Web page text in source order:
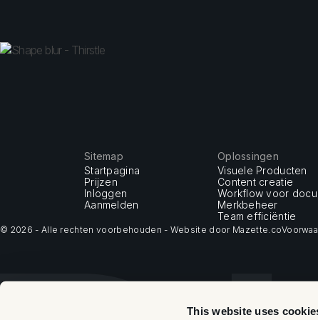
This website uses
Sitemap
Startpagina
Prijzen
Inloggen
Aanmelden
Oplossingen
Visuele Producten
Content creatie
Workflow voor
Merkbeheer
Team efficiëntie
© 2026 - Alle rechten voorbehouden - Website door Mazette.co